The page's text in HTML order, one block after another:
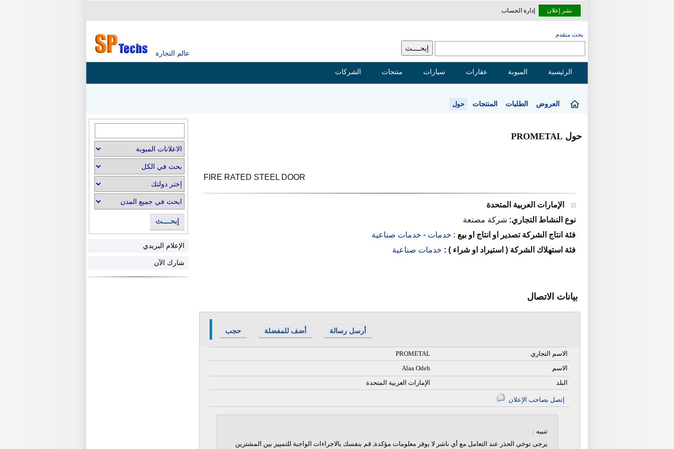
نشر إعلان إدارة الحساب
عالم التجارة
بحث متقدم
الرئيسية المبوبة عقارات سيارات منتجات الشركات
العروض الطلبات المنتجات حول
حول PROMETAL
FIRE RATED STEEL DOOR
الإمارات العربية المتحدة
نوع النشاط التجاري: شركة مصنعة
فئة انتاج الشركة تصدير او انتاج او بيع : خدمات - خدمات صناعية
فئة استهلاك الشركة ( استيراد او شراء ) : خدمات صناعية
بيانات الاتصال
حجب أضف للمفضلة أرسل رسالة
PROMETAL
الاسم التجاري
Alaa Odeh
الاسم
الإمارات العربية المتحدة
البلد
تنبيه :
يرجى توخي الحذر عند التعامل مع أي ناشر لا يوفر معلومات مؤكدة, قم بنفسك بالاجراءات الواجبة للتمييز بين المشترين
إبحــــث
الإعلام البريدي
شارك الآن